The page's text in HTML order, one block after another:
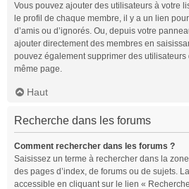
Vous pouvez ajouter des utilisateurs à votre
le profil de chaque membre, il y a un lien
d’amis ou d’ignorés. Ou, depuis votre
ajouter directement des membres en
pouvez également supprimer des utilisateurs
même page.
Haut
Recherche dans les forums
Comment rechercher dans les forums ?
Saisissez un terme à rechercher dans la
des pages d’index, de forums ou de sujets.
accessible en cliquant sur le lien «